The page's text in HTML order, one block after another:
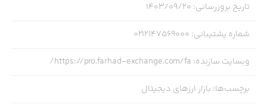
تاریخ بروزرسانی: ۱۴۰۳/۰۹/۲۰
شماره پشتیبانی:
0212147569000
وبسایت سازنده:
https://pro.farhad-exchange.com/fa/
برچسب‌ها: بازار ارزهای دیجیتال